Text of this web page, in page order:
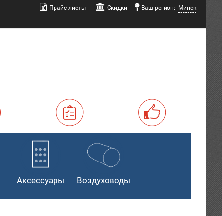
Прайс-листы Скидки Ваш регион: Минск
Аксессуары Воздуховоды